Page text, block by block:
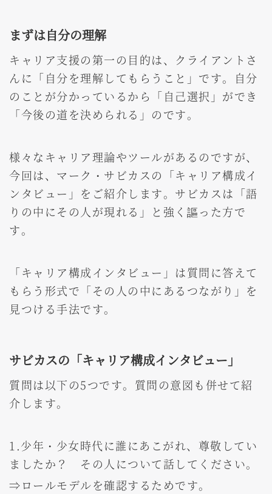
まずは自分の理解
キャリア支援の第一の目的は、クライアントさ
んに「自分を理解してもらうこと」です。自分
のことが分かっているから「自己選択」ができ
「今後の道を決められる」のです。
様々なキャリア理論やツールがあるのですが、
今回は、マーク・サビカスの「キャリア構成イ
ンタビュー」をご紹介します。サビカスは「語
りの中にその人が現れる」と強く謳った方で
す。
「キャリア構成インタビュー」は質問に答えて
もらう形式で「その人の中にあるつながり」を
見つける手法です。
サビカスの「キャリア構成インタビュー」
質問は以下の5つです。質問の意図も併せて紹
介します。
1.少年・少女時代に誰にあこがれ、尊敬してい
ましたか？ その人について話してください。
⇒ロールモデルを確認するためです。